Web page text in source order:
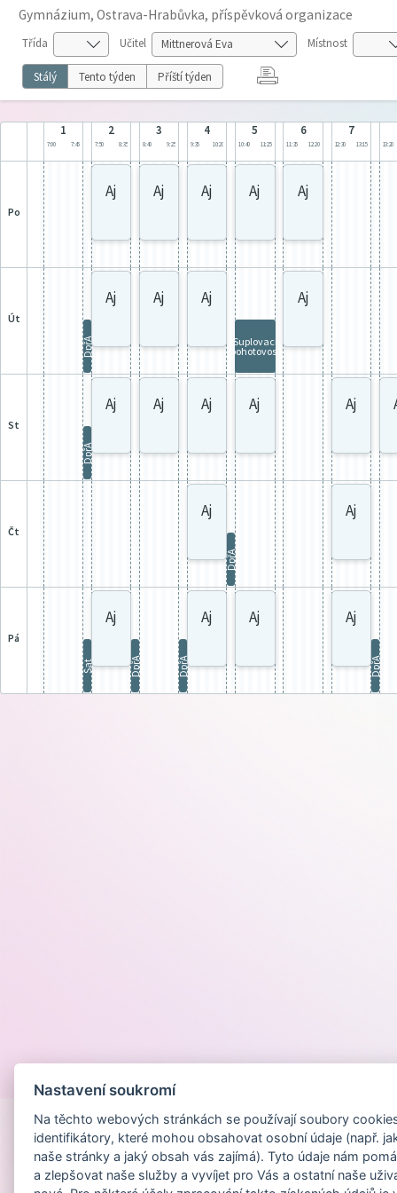
Gymnázium, Ostrava-Hrabůvka, příspěvková organizace
Třída Učitel Místnost
Stálý Tento týden Příští týden
1
7:00 7:45
2
7:50 8:35
3
8:40 9:25
4
9:35 10:20
5
10:40 11:25
6
11:35 12:20
7
12:30 13:15 13:20
po
Aj Aj Aj Aj Aj
út
Aj Aj Aj Aj
DpřA Suplovací
pohotovost
st
Aj Aj Aj Aj Aj
DpřA
čt
Aj Aj
DpřA
pá
Aj Aj Aj Aj
Šat DpřA DpřA DpřA
Nastavení soukromí
Na těchto webových stránkách se používají soubory
identifikátory, které mohou obsahovat osobní údaje (např.
naše stránky a jaký obsah vás zajímá). Tyto údaje nám
a zlepšovat naše služby a vyvíjet pro Vás a ostatní naše